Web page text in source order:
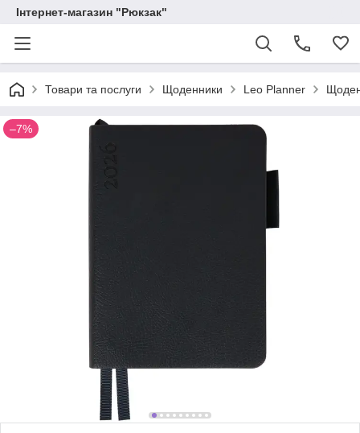
Інтернет-магазин "Рюкзак"
Товари та послуги Щоденники Leo Planner
–7%